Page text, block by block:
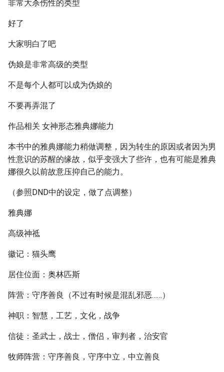
非常大杀伤性的类型
好了
大家明白了吧
伪娘是非常高级的类型
不是每个人都可以成为伪娘的
不要再弄混了
作品相关 女神形态雅典娜能力
本书中的雅典娜能力稍做调整，因为转生的原因或者因为男
性意识的苏醒的缘故，似乎变强大了些许，也有可能是雅典
娜很久以前故意压抑自己的能力。
（参照DND中的设定，做了点调整）
雅典娜
高级神祗
徽记：猫头鹰
居住位面：奥林匹斯
阵营：守序善良（不过有时候是混乱邪恶……）
神职：智慧，工艺，文化，战争
信徒：圣武士，战士，僧侣，审判者，治安官
牧师阵营：守序善良，守序中立，中立善良